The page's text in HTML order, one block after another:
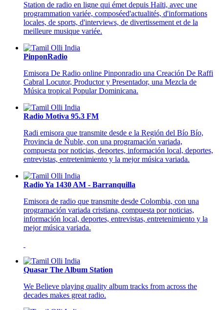
Station de radio en ligne qui émet depuis Haïti, avec une
programmation variée, composéed'actualités, d'informations
locales, de sports, d'interviews, de divertissement et de la
meilleure musique variée.
PinponRadio
Emisora De Radio online Pinponradio una Creación De Raffi
Cabral Locutor, Productor y Presentador, una Mezcla de
Música tropical Popular Dominicana.
Radio Motiva 95.3 FM
Radi emisora que transmite desde e la Región del Bío Bío,
Provincia de Ñuble, con una programación variada,
compuesta por noticias, deportes, información local, deportes,
entrevistas, entretenimiento y la mejor música variada.
Radio Ya 1430 AM - Barranquilla
Emisora de radio que transmite desde Colombia, con una
programación variada cristiana, compuesta por noticias,
información local, deportes, entrevistas, entretenimiento y la
mejor música variada.
Quasar The Album Station
We Believe playing quality album tracks from across the
decades makes great radio.